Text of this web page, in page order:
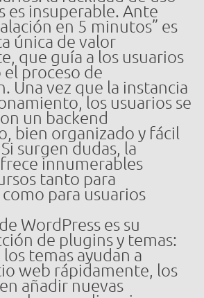
es insuperable. Ante
en 5 minutos” es
única de valor
que guía a los usuarios
proceso de
Una vez que la instancia
los usuarios se
un backend
bien organizado y fácil
surgen dudas, la
innumerables
tanto para
para usuarios
WordPress es su
de plugins y temas:
temas ayudan a
web rápidamente, los
añadir nuevas